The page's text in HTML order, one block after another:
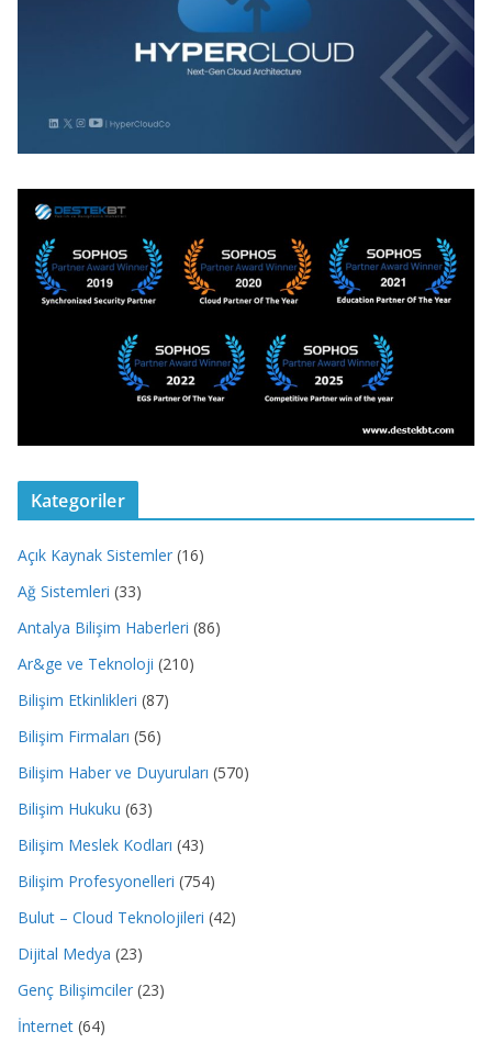
Kategoriler
Açık Kaynak Sistemler (16)
Ağ Sistemleri (33)
Antalya Bilişim Haberleri (86)
Ar&ge ve Teknoloji (210)
Bilişim Etkinlikleri (87)
Bilişim Firmaları (56)
Bilişim Haber ve Duyuruları (570)
Bilişim Hukuku (63)
Bilişim Meslek Kodları (43)
Bilişim Profesyonelleri (754)
Bulut – Cloud Teknolojileri (42)
Dijital Medya (23)
Genç Bilişimciler (23)
İnternet (64)